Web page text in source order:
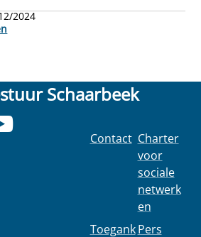
2024
Schaarbeek
Contact
Toegank
Charter
voor
sociale
netwerk
en
Pers